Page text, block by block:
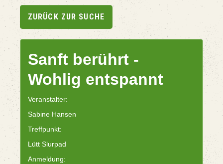
ZURÜCK ZUR SUCHE
Sanft berührt -
Wohlig entspannt
Veranstalter:
Sabine Hansen
Treffpunkt:
Lütt Slurpad
Anmeldung: